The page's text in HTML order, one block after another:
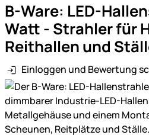
B-Ware: LED-
Watt - Strahler für
Reithallen und
Einloggen und Bewertung
Produktgalerie